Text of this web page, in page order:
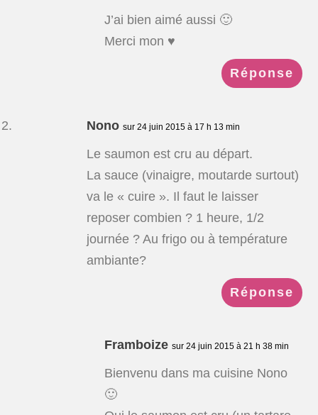
J’ai bien aimé aussi 🙂
Merci mon ♥
Réponse
Nono sur 24 juin 2015 à 17 h 13 min
Le saumon est cru au départ.
La sauce (vinaigre, moutarde surtout)
va le « cuire ». Il faut le laisser
reposer combien ? 1 heure, 1/2
journée ? Au frigo ou à température
ambiante?
Réponse
Framboize sur 24 juin 2015 à 21 h 38 min
Bienvenu dans ma cuisine Nono
🙂